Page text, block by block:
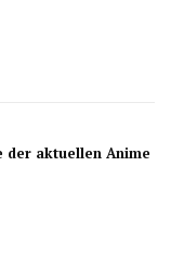
der aktuellen Anime